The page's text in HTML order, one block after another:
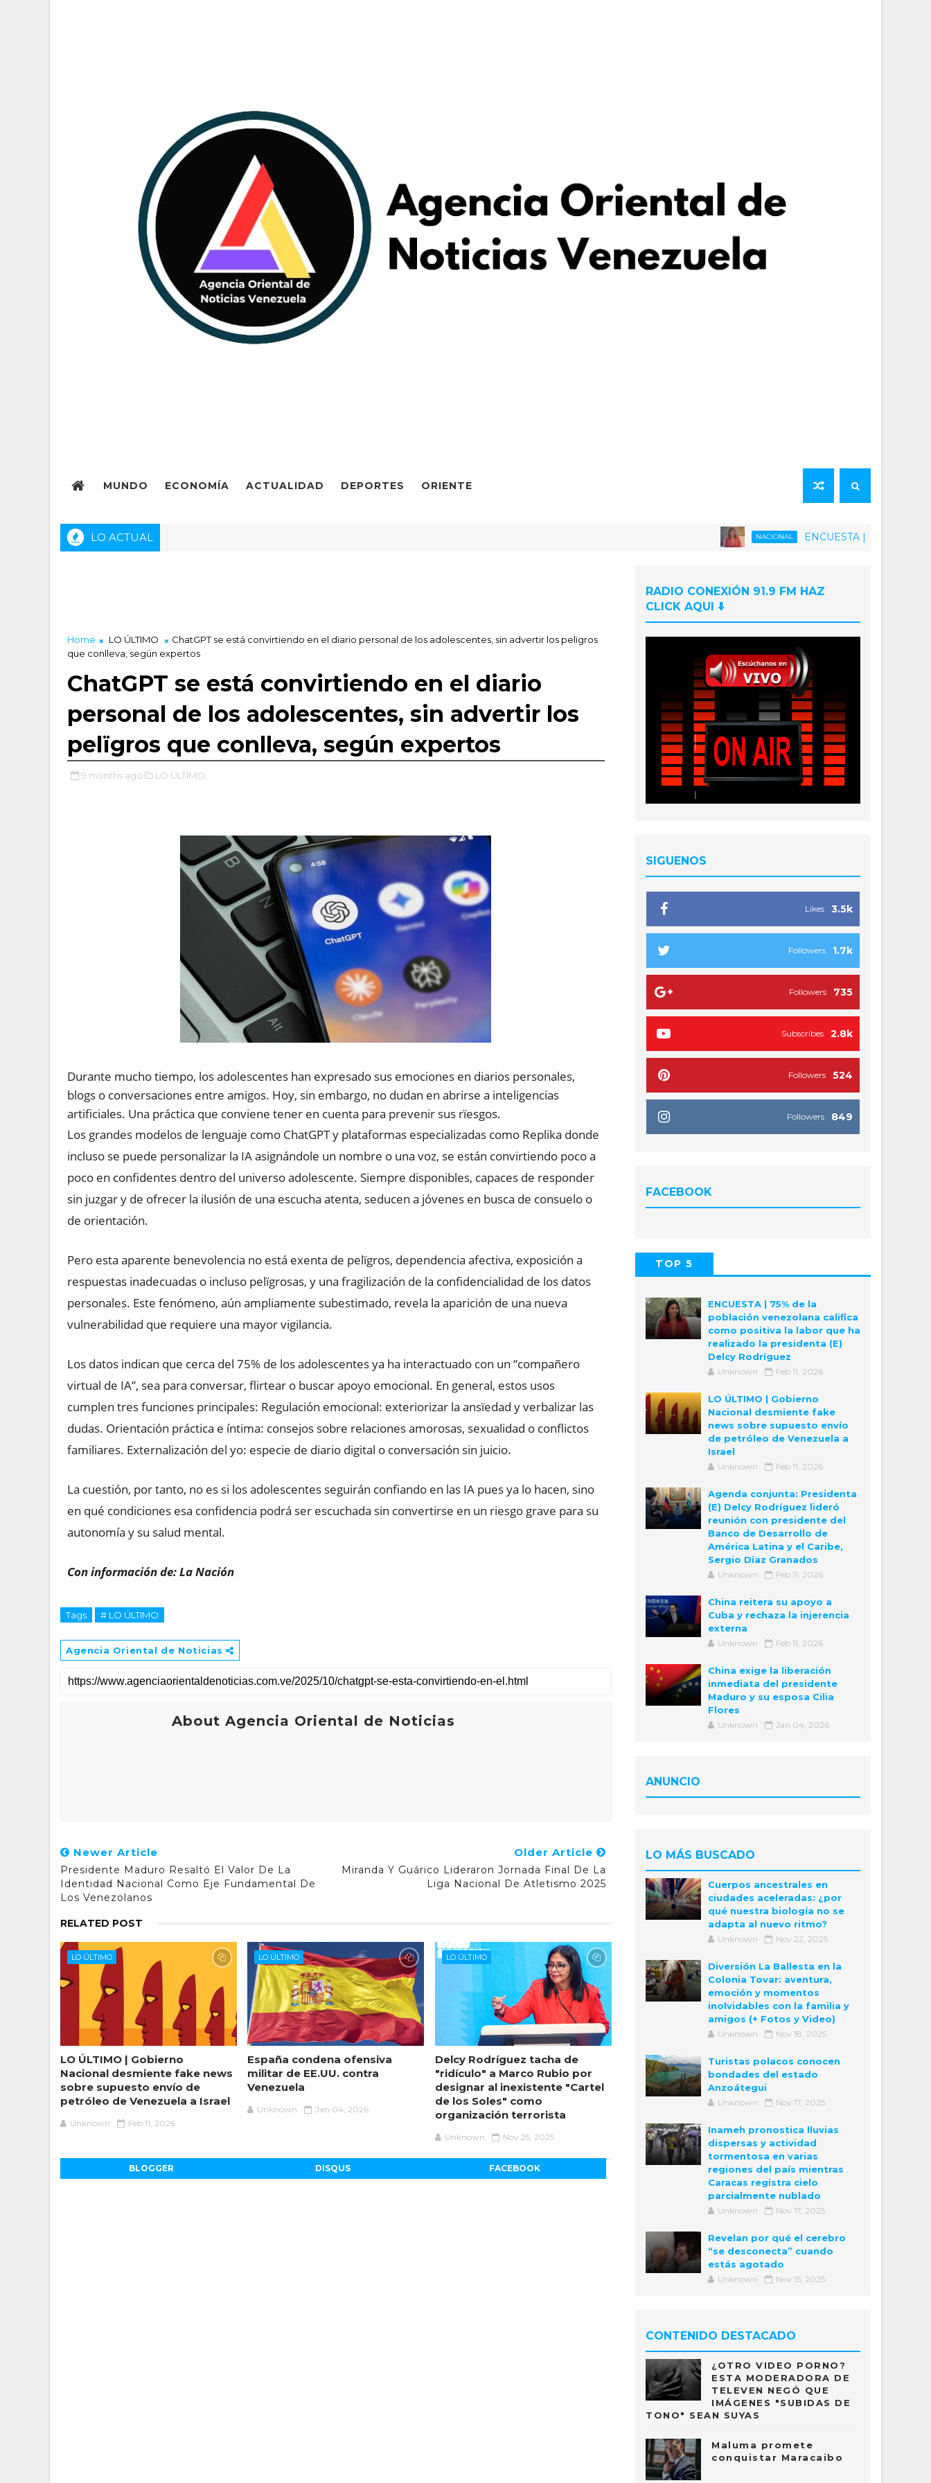
MUNDO ECONOMÍA ACTUALIDAD DEPORTES ORIENTE
LO ACTUAL NACIONAL ENCUESTA | 75% de la
Home LO ÚLTIMO
ChatGPT se está convirtiendo en el diario personal de los adolescentes, sin advertir los pelïgros
que conlleva, según expertos
ChatGPT se está convirtiendo en el diario
personal de los adolescentes, sin advertir los
pelïgros que conlleva, según expertos
9 months ago LO ÚLTIMO,
Durante mucho tiempo, los adolescentes han expresado sus emociones en diarios personales,
blogs o conversaciones entre amigos. Hoy, sin embargo, no dudan en abrirse a inteligencias
artificiales. Una práctica que conviene tener en cuenta para prevenir sus rïesgos.
Los grandes modelos de lenguaje como ChatGPT y plataformas especializadas como Replika donde
incluso se puede personalizar la IA asignándole un nombre o una voz, se están convirtiendo poco a
poco en confidentes dentro del universo adolescente. Siempre disponibles, capaces de responder
sin juzgar y de ofrecer la ilusión de una escucha atenta, seducen a jóvenes en busca de consuelo o
de orientación.
Pero esta aparente benevolencia no está exenta de pelïgros, dependencia afectiva, exposición a
respuestas inadecuadas o incluso pelïgrosas, y una fragilización de la confidencialidad de los datos
personales. Este fenómeno, aún ampliamente subestimado, revela la aparición de una nueva
vulnerabilidad que requiere una mayor vigilancia.
Los datos indican que cerca del 75% de los adolescentes ya ha interactuado con un “compañero
virtual de IA”, sea para conversar, flirtear o buscar apoyo emocional. En general, estos usos
cumplen tres funciones principales: Regulación emocional: exteriorizar la ansïedad y verbalizar las
dudas. Orientación práctica e íntima: consejos sobre relaciones amorosas, sexualidad o conflictos
familiares. Externalización del yo: especie de diario digital o conversación sin juicio.
La cuestión, por tanto, no es si los adolescentes seguirán confiando en las IA pues ya lo hacen, sino
en qué condiciones esa confidencia podrá ser escuchada sin convertirse en un riesgo grave para su
autonomía y su salud mental.
Con información de: La Nación
Tags # LO ÚLTIMO
Agencia Oriental de Noticias
About Agencia Oriental de Noticias
Newer Article
Presidente Maduro Resaltó El Valor De La
Identidad Nacional Como Eje Fundamental De
Los Venezolanos
Older Article
Miranda Y Guárico Lideraron Jornada Final De La
Liga Nacional De Atletismo 2025
RELATED POST
LO ÚLTIMO
LO ÚLTIMO | Gobierno
Nacional desmiente fake news
sobre supuesto envío de
petróleo de Venezuela a Israel
Unknown Feb 11, 2026
LO ÚLTIMO
España condena ofensiva
militar de EE.UU. contra
Venezuela
Unknown Jan 04, 2026
LO ÚLTIMO
Delcy Rodríguez tacha de
"ridículo" a Marco Rubio por
designar al inexistente "Cartel
de los Soles" como
organización terrorista
Unknown Nov 25, 2025
BLOGGER DISQUS FACEBOOK
RADIO CONEXIÓN 91.9 FM HAZ
CLICK AQUI ⬇️
SIGUENOS
3.5k
Likes
1.7k
Followers
735
Followers
2.8k
Subscribes
524
Followers
849
Followers
FACEBOOK
TOP 5
ENCUESTA | 75% de la
población venezolana califica
como positiva la labor que ha
realizado la presidenta (E)
Delcy Rodríguez
Unknown Feb 11, 2026
LO ÚLTIMO | Gobierno
Nacional desmiente fake
news sobre supuesto envío
de petróleo de Venezuela a
Israel
Unknown Feb 11, 2026
Agenda conjunta: Presidenta
(E) Delcy Rodríguez lideró
reunión con presidente del
Banco de Desarrollo de
América Latina y el Caribe,
Sergio Díaz Granados
Unknown Feb 11, 2026
China reitera su apoyo a
Cuba y rechaza la injerencia
externa
Unknown Feb 11, 2026
China exige la liberación
inmediata del presidente
Maduro y su esposa Cilia
Flores
Unknown Jan 04, 2026
ANUNCIO
LO MÁS BUSCADO
Cuerpos ancestrales en
ciudades aceleradas: ¿por
qué nuestra biología no se
adapta al nuevo ritmo?
Unknown Nov 22, 2025
Diversión La Ballesta en la
Colonia Tovar: aventura,
emoción y momentos
inolvidables con la familia y
amigos (+ Fotos y Video)
Unknown Nov 18, 2025
Turistas polacos conocen
bondades del estado
Anzoátegui
Unknown Nov 17, 2025
Inameh pronostica lluvias
dispersas y actividad
tormentosa en varias
regiones del país mientras
Caracas registra cielo
parcialmente nublado
Unknown Nov 17, 2025
Revelan por qué el cerebro
“se desconecta” cuando
estás agotado
Unknown Nov 15, 2025
CONTENIDO DESTACADO
¿OTRO VIDEO PORNO?
ESTA MODERADORA DE
TELEVEN NEGÓ QUE
IMÁGENES "SUBIDAS DE
TONO" SEAN SUYAS
Maluma promete
conquistar Maracaibo